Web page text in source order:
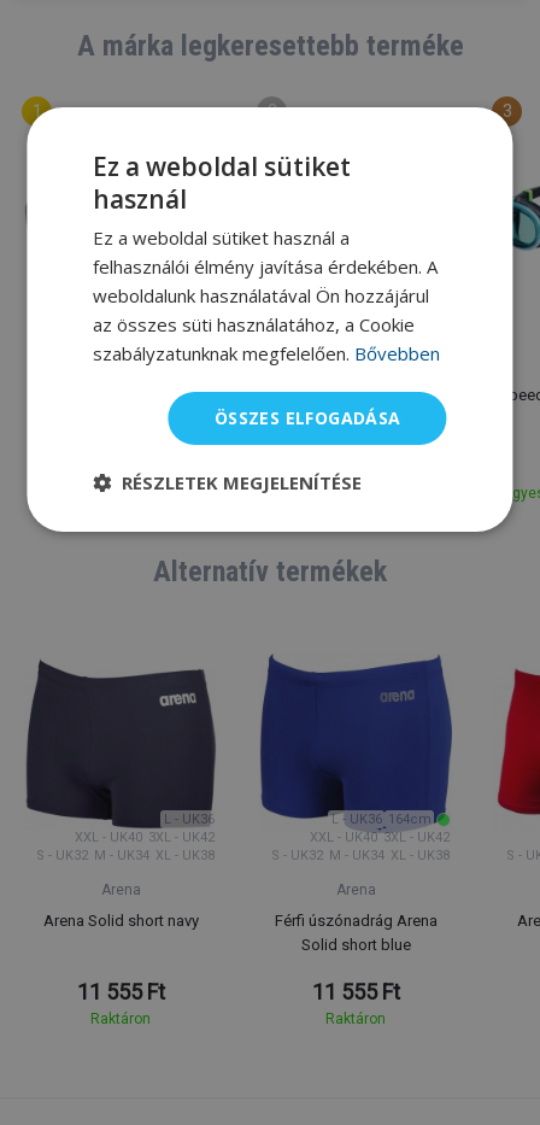
A márka legkeresettebb terméke
Speedo
Speedo Biofuse 2.0
Raktáron
Speedo
Speedo Fastskin Hyper
Elite Mirror
22 530 Ft
Raktáron
Alternatív termékek
S - UK32 M - UK34 XL - UK38
XXL - UK40 3XL - UK42
L - UK36
Arena
Arena Solid short navy
11 555 Ft
Raktáron
S - UK32 M - UK34 XL - UK38
XXL - UK40 3XL - UK42
L - UK36 164cm
Arena
Férfi úszónadrág Arena
Solid short blue
11 555 Ft
Raktáron
S -
Ez a weboldal sütiket
használ
Ez a weboldal sütiket használ a
felhasználói élmény javítása érdekében. A
weboldalunk használatával Ön hozzájárul
az összes süti használatához, a Cookie
szabályzatunknak megfelelően. Bővebben
ÖSSZES ELFOGADÁSA
RÉSZLETEK MEGJELENÍTÉSE